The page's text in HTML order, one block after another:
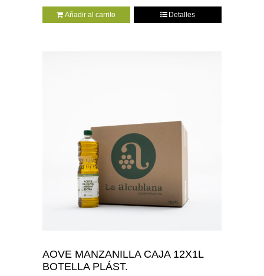
Añadir al carrito Detalles
AOVE MANZANILLA CAJA 12X1L
BOTELLA PLÁST.